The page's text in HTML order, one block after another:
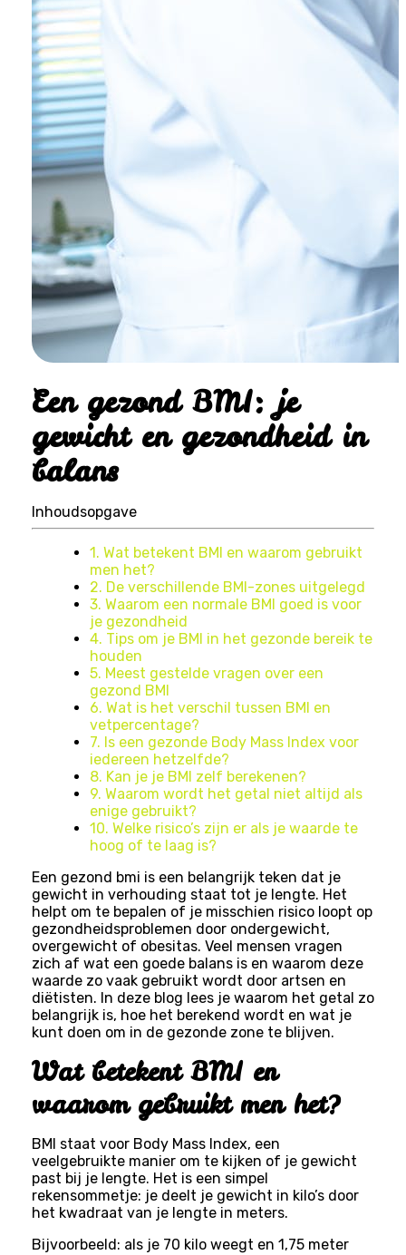
Een gezond BMI: je
gewicht en gezondheid in
balans
Inhoudsopgave
1. Wat betekent BMI en waarom gebruikt
men het?
2. De verschillende BMI-zones uitgelegd
3. Waarom een normale BMI goed is voor
je gezondheid
4. Tips om je BMI in het gezonde bereik te
houden
5. Meest gestelde vragen over een
gezond BMI
6. Wat is het verschil tussen BMI en
vetpercentage?
7. Is een gezonde Body Mass Index voor
iedereen hetzelfde?
8. Kan je je BMI zelf berekenen?
9. Waarom wordt het getal niet altijd als
enige gebruikt?
10. Welke risico’s zijn er als je waarde te
hoog of te laag is?
Een gezond bmi is een belangrijk teken dat je
gewicht in verhouding staat tot je lengte. Het
helpt om te bepalen of je misschien risico loopt op
gezondheidsproblemen door ondergewicht,
overgewicht of obesitas. Veel mensen vragen
zich af wat een goede balans is en waarom deze
waarde zo vaak gebruikt wordt door artsen en
diëtisten. In deze blog lees je waarom het getal zo
belangrijk is, hoe het berekend wordt en wat je
kunt doen om in de gezonde zone te blijven.
Wat betekent BMI en
waarom gebruikt men het?
BMI staat voor Body Mass Index, een
veelgebruikte manier om te kijken of je gewicht
past bij je lengte. Het is een simpel
rekensommetje: je deelt je gewicht in kilo’s door
het kwadraat van je lengte in meters.
Bijvoorbeeld: als je 70 kilo weegt en 1,75 meter